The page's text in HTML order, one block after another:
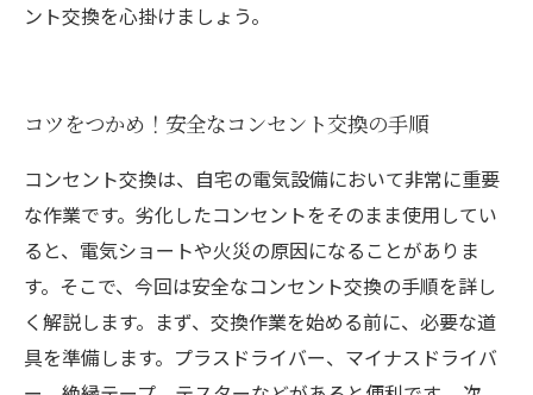
ント交換を心掛けましょう。
コツをつかめ！安全なコンセント交換の手順
コンセント交換は、自宅の電気設備において非常に重要
な作業です。劣化したコンセントをそのまま使用してい
ると、電気ショートや火災の原因になることがありま
す。そこで、今回は安全なコンセント交換の手順を詳し
く解説します。まず、交換作業を始める前に、必要な道
具を準備します。プラスドライバー、マイナスドライバ